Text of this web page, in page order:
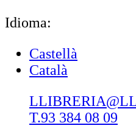
Idioma:
Castellà
Català
T.93 384 08 09